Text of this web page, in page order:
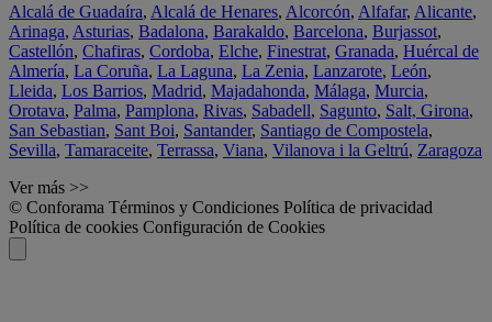
Alcalá de Guadaíra, Alcalá de Henares, Alcorcón, Alfafar, Alicante,
Arinaga, Asturias, Badalona, Barakaldo, Barcelona, Burjassot,
Castellón, Chafiras, Cordoba, Elche, Finestrat, Granada, Huércal de
Almería, La Coruña, La Laguna, La Zenia, Lanzarote, León,
Lleida, Los Barrios, Madrid, Majadahonda, Málaga, Murcia,
Orotava, Palma, Pamplona, Rivas, Sabadell, Sagunto, Salt, Girona,
San Sebastian, Sant Boi, Santander, Santiago de Compostela,
Sevilla, Tamaraceite, Terrassa, Viana, Vilanova i la Geltrú, Zaragoza
Ver más >>
© Conforama Términos y Condiciones Política de privacidad
Política de cookies Configuración de Cookies